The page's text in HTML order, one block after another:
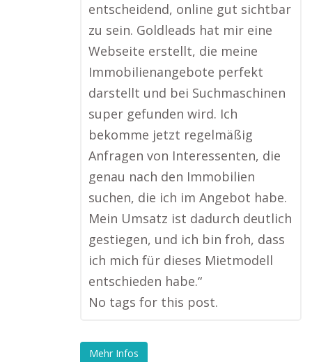
entscheidend, online gut sichtbar
zu sein. Goldleads hat mir eine
Webseite erstellt, die meine
Immobilienangebote perfekt
darstellt und bei Suchmaschinen
super gefunden wird. Ich
bekomme jetzt regelmäßig
Anfragen von Interessenten, die
genau nach den Immobilien
suchen, die ich im Angebot habe.
Mein Umsatz ist dadurch deutlich
gestiegen, und ich bin froh, dass
ich mich für dieses Mietmodell
entschieden habe.“
No tags for this post.
Mehr Infos